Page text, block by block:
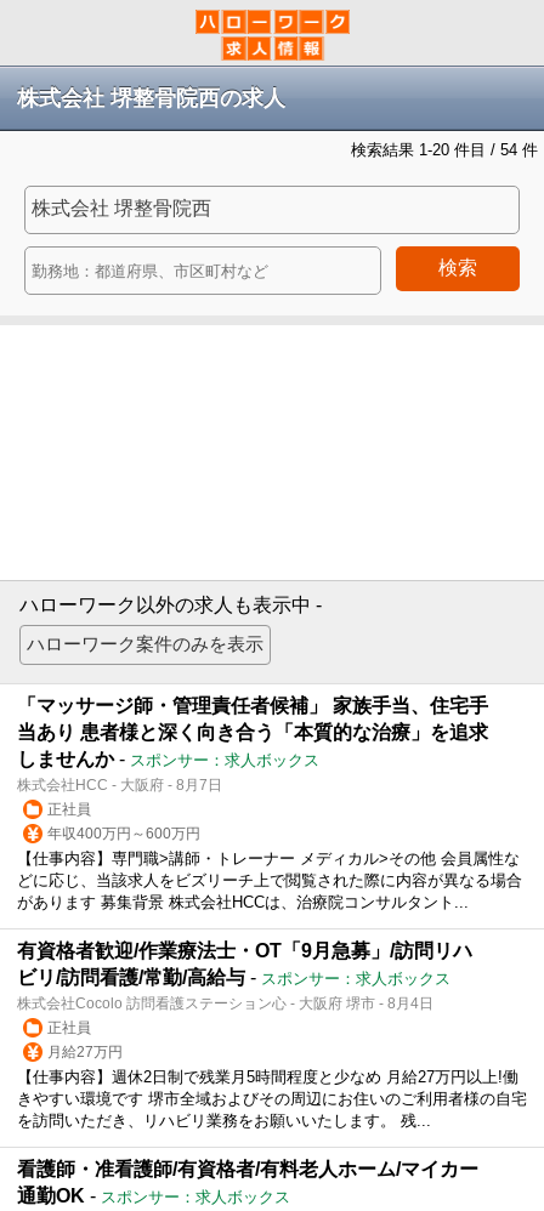
株式会社 堺整骨院西の求人
検索結果 1-20 件目 / 54 件
検索
ハローワーク以外の求人も表示中 -
「マッサージ師・管理責任者候補」 家族手当、住宅手
当あり 患者様と深く向き合う「本質的な治療」を追求
しませんか- スポンサー：求人ボックス
株式会社HCC - 大阪府 - 8月7日
正社員
年収400万円～600万円
【仕事内容】専門職>講師・トレーナー メディカル>その他 会員属性な
どに応じ、当該求人をビズリーチ上で閲覧された際に内容が異なる場合
があります 募集背景 株式会社HCCは、治療院コンサルタント...
有資格者歓迎/作業療法士・OT「9月急募」/訪問リハ
ビリ/訪問看護/常勤/高給与 - スポンサー：求人ボックス
株式会社Cocolo 訪問看護ステーション心 - 大阪府 堺市 - 8月4日
正社員
月給27万円
【仕事内容】週休2日制で残業月5時間程度と少なめ 月給27万円以上!働
きやすい環境です 堺市全域およびその周辺にお住いのご利用者様の自宅
を訪問いただき、リハビリ業務をお願いいたします。 残...
看護師・准看護師/有資格者/有料老人ホーム/マイカー
通勤OK - スポンサー：求人ボックス